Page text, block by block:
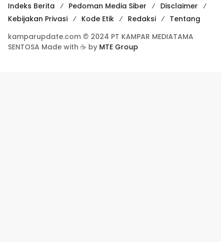
Indeks Berita Pedoman Media Siber
Disclaimer
Kebijakan Privasi
Kode Etik Redaksi
Tentang
kamparupdate.com © 2024 PT KAMPAR MEDIATAMA
SENTOSA Made with ☕ by MTE Group